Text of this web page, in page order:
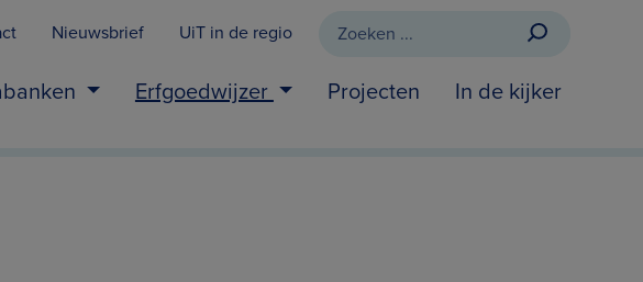
Nieuwsbrief UiT in de regio
Erfgoedwijzer Projecten In de kijker